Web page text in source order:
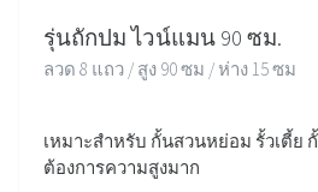
รุ่นถักปม ไวน์แมน 90 ซม.
ลวด 8 แถว / สูง 90 ซม / ห่าง 15 ซม
เหมาะสำหรับ กั้นสวนหย่อม รั้วเตี้ย
ต้องการความสูงมาก